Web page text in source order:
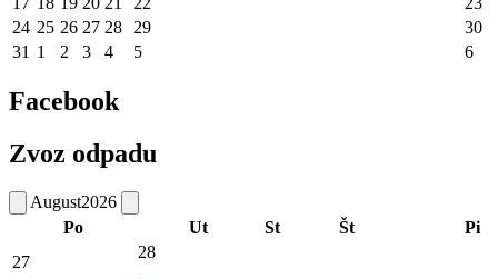
24 25 26 27 28 29
30
31 1 2 3 4 5 6
Facebook
Zvoz odpadu
August2026
Po
Ut St Št
Pi
27
28